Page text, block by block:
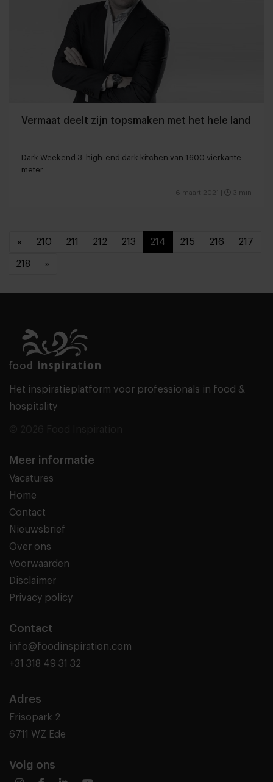
Vermaat deelt zijn topsmaken met het hele land
Dark Weekend 3: high-end dark kitchen van 1600 vierkante
meter
6 maart 2021 3 min
« 210 211 212 213 214 215 216 217
218 »
Het inspiratieplatform voor professionals in food &
hospitality
Meer informatie
Vacatures
Home
Contact
Nieuwsbrief
Over ons
Voorwaarden
Disclaimer
Privacy policy
Contact
info@foodinspiration.com
+31 318 49 31 32
Adres
Frisopark 2
6711 WZ Ede
Volg ons